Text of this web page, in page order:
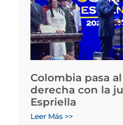
Colombia pasa
derecha con la
Espriella
Leer Más >>